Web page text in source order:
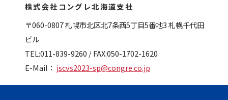
株式会社コングレ北海道支社
〒060-0807 札幌市北区北7条西5丁目5番地3 札幌千代田
ビル
TEL:011-839-9260 / FAX:050-1702-1620
E-Mail： jscvs2023-sp@congre.co.jp